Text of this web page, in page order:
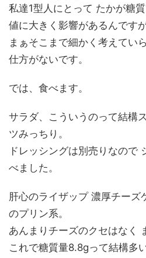
私達1型人にとって たかが糖
値に大きく影響があるんですが
まぁそこまで細かく考えてい
仕方がないです。
では、食べます。
サラダ、こういうのって結構
ツみっちり。
ドレッシングは別売りなので
べました。
肝心のライザップ 濃厚チーズ
のプリン系。
あんまりチーズのクセはなく
これで糖質量8.8gって結構多